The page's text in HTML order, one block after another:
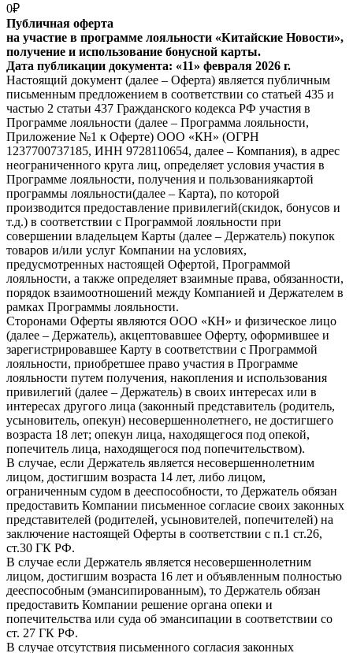
0₽
Публичная оферта
на участие в программе лояльности «Китайские Новости»,
получение и использование бонусной карты.
Дата публикации документа: «11» февраля 2026 г.
Настоящий документ (далее – Оферта) является публичным
письменным предложением в соответствии со статьей 435 и
частью 2 статьи 437 Гражданского кодекса РФ участия в
Программе лояльности (далее – Программа лояльности,
Приложение №1 к Оферте) ООО «КН» (ОГРН
1237700737185, ИНН 9728110654, далее – Компания), в адрес
неограниченного круга лиц, определяет условия участия в
Программе лояльности, получения и пользованиякартой
программы лояльности(далее – Карта), по которой
производится предоставление привилегий(скидок, бонусов и
т.д.) в соответствии с Программой лояльности при
совершении владельцем Карты (далее – Держатель) покупок
товаров и/или услуг Компании на условиях,
предусмотренных настоящей Офертой, Программой
лояльности, а также определяет взаимные права, обязанности,
порядок взаимоотношений между Компанией и Держателем в
рамках Программы лояльности.
Сторонами Оферты являются ООО «КН» и физическое лицо
(далее – Держатель), акцептовавшее Оферту, оформившее и
зарегистрировавшее Карту в соответствии с Программой
лояльности, приобретшее право участия в Программе
лояльности путем получения, накопления и использования
привилегий (далее – Держатель) в своих интересах или в
интересах другого лица (законный представитель (родитель,
усыновитель, опекун) несовершеннолетнего, не достигшего
возраста 18 лет; опекун лица, находящегося под опекой,
попечитель лица, находящегося под попечительством).
В случае, если Держатель является несовершеннолетним
лицом, достигшим возраста 14 лет, либо лицом,
ограниченным судом в дееспособности, то Держатель обязан
предоставить Компании письменное согласие своих законных
представителей (родителей, усыновителей, попечителей) на
заключение настоящей Оферты в соответствии с п.1 ст.26,
ст.30 ГК РФ.
В случае если Держатель является несовершеннолетним
лицом, достигшим возраста 16 лет и объявленным полностью
дееспособным (эмансипированным), то Держатель обязан
предоставить Компании решение органа опеки и
попечительства или суда об эмансипации в соответствии со
ст. 27 ГК РФ.
В случае отсутствия письменного согласия законных